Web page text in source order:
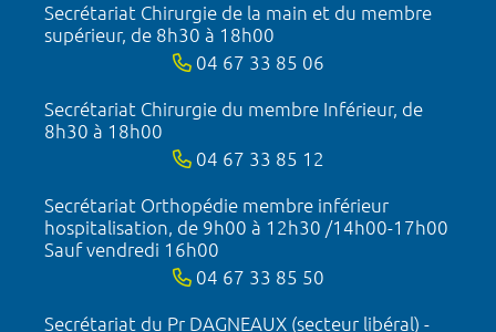
Secrétariat Chirurgie de la main et du membre
supérieur, de 8h30 à 18h00
04 67 33 85 06
Secrétariat Chirurgie du membre Inférieur, de
8h30 à 18h00
04 67 33 85 12
Secrétariat Orthopédie membre inférieur
hospitalisation, de 9h00 à 12h30 /14h00-17h00
Sauf vendredi 16h00
04 67 33 85 50
Secrétariat du Pr DAGNEAUX (secteur libéral) -